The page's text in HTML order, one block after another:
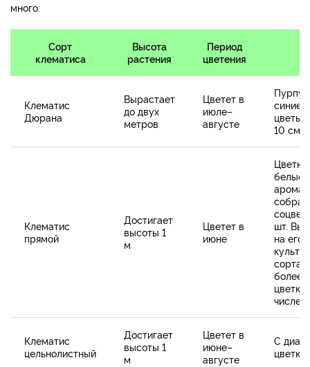
много:
Сорт
клематиса
Высота
растения
Период
цветения
Клематис
Дюрана
Вырастает
до двух
метров
Цветет в
июле–
августе
синие,
цветы
10 см
Клематис
прямой
Достигает
высоты 1
м
Цветет в
июне
белые,
шт.
на его
сорта
более
числе
Клематис
цельнолистный
Достигает
высоты 1
м
Цветет в
июне–
августе
С
цветка